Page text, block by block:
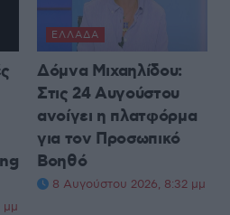
μμ
ΕΛΛΆΔΑ
Δόμνα Μιχαηλίδου:
Στις 24 Αυγούστου
ανοίγει η πλατφόρμα
για τον Προσωπικό
Βοηθό
8 Αυγούστου 2026, 8:32 μμ